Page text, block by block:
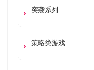
突袭系列
策略类游戏